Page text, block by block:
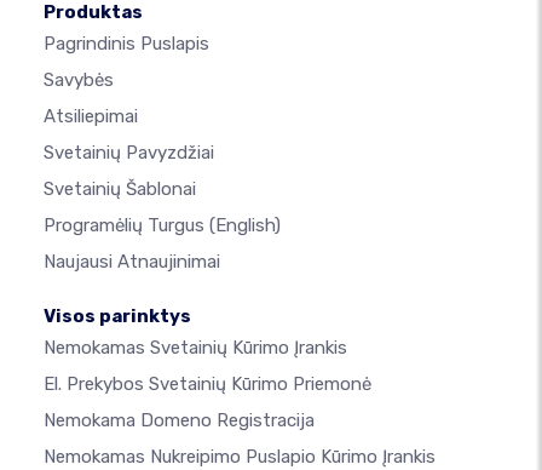
Produktas
Pagrindinis Puslapis
Savybės
Atsiliepimai
Svetainių Pavyzdžiai
Svetainių Šablonai
Programėlių Turgus (English)
Naujausi Atnaujinimai
Visos parinktys
Nemokamas Svetainių Kūrimo Įrankis
El. Prekybos Svetainių Kūrimo Priemonė
Nemokama Domeno Registracija
Nemokamas Nukreipimo Puslapio Kūrimo Įrankis